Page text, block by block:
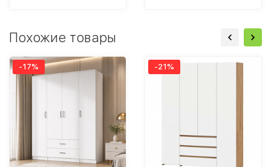
Похожие товары
-17% -21%